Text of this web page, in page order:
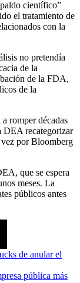
científico”
el tratamiento de
con la
no pretendía
de la
de la FDA,
de la
romper décadas
DEA recategorizar
por Bloomberg
que se espera
meses. La
públicos antes
de anular el
pública más